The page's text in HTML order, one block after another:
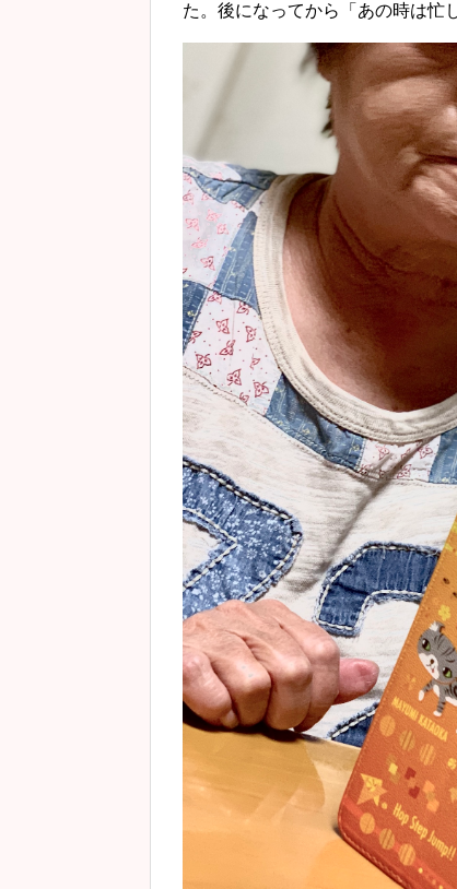
た。後になってから「あの時は忙